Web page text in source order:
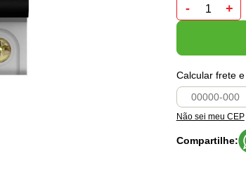
- +
Calcular frete
Não sei meu CEP
Compartilhe: